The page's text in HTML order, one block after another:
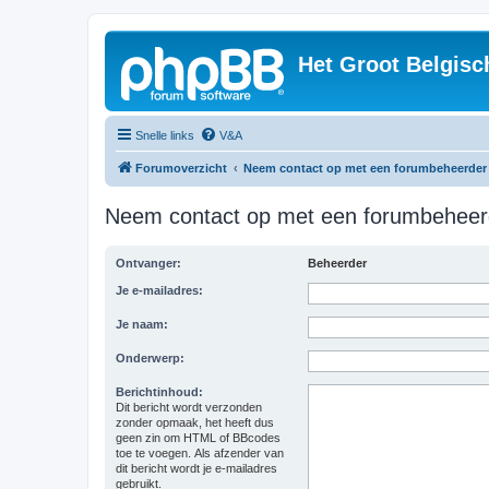
Het Groot
Snelle links V&A
Forumoverzicht Neem contact op met een forumbeheerder
Neem contact op met een
Ontvanger: Beheerder
Je e-mailadres:
Je naam:
Onderwerp:
Berichtinhoud:
Dit bericht wordt verzonden
zonder opmaak, het heeft dus
geen zin om HTML of BBcodes
toe te voegen. Als afzender van
dit bericht wordt je e-mailadres
gebruikt.